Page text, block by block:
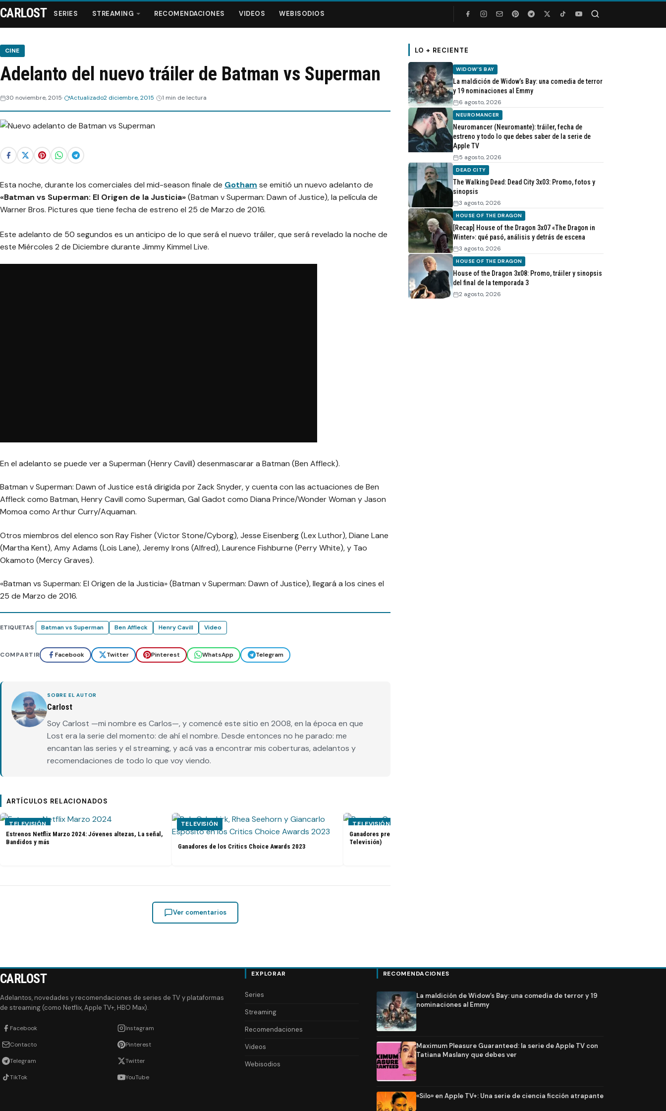
Series
Streaming
Recomendaciones
Videos
Webisodios
CARLOST SERIES STREAMING RECOMENDACIONES VIDEOS WEBISODIOS
CINE
Adelanto del nuevo tráiler de Batman vs Superman
30 noviembre, 2015 Actualizado2 diciembre, 2015 1 min de lectura
Esta noche, durante los comerciales del mid-season finale de Gotham se emitió un nuevo adelanto de
«Batman vs Superman: El Origen de la Justicia»(Batman v Superman: Dawn of Justice), la película de
Warner Bros. Pictures que tiene fecha de estreno el 25 de Marzo de 2016.
Este adelanto de 50 segundos es un anticipo de lo que será el nuevo tráiler, que será revelado la noche de
este Miércoles 2 de Diciembre durante Jimmy Kimmel Live.
En el adelanto se puede ver a Superman (Henry Cavill) desenmascarar a Batman (Ben Affleck).
Batman v Superman: Dawn of Justice está dirigida por Zack Snyder, y cuenta con las actuaciones de Ben
Affleck como Batman, Henry Cavill como Superman, Gal Gadot como Diana Prince/Wonder Woman y Jason
Momoa como Arthur Curry/Aquaman.
Otros miembros del elenco son Ray Fisher (Victor Stone/Cyborg), Jesse Eisenberg (Lex Luthor), Diane Lane
(Martha Kent), Amy Adams (Lois Lane), Jeremy Irons (Alfred), Laurence Fishburne (Perry White), y Tao
Okamoto (Mercy Graves).
«Batman vs Superman: El Origen de la Justicia» (Batman v Superman: Dawn of Justice), llegará a los cines el
25 de Marzo de 2016.
ETIQUETAS Batman vs Superman Ben Affleck Henry Cavill Video
COMPARTIR Facebook Twitter Pinterest WhatsApp Telegram
SOBRE EL AUTOR
Carlost
Soy Carlost —mi nombre es Carlos—, y comencé este sitio en 2008, en la época en que
Lost era la serie del momento: de ahí el nombre. Desde entonces no he parado: me
encantan las series y el streaming, y acá vas a encontrar mis coberturas, adelantos y
recomendaciones de todo lo que voy viendo.
ARTÍCULOS RELACIONADOS
TELEVISIÓN
Estrenos Netflix Marzo 2024: Jóvenes altezas, La señal,
Bandidos y más
TELEVISIÓN
Ganadores de los Critics Choice Awards 2023
TELEVISIÓN
Ganadores premios Golden Globes 2023 (Cine y
Televisión)
Ver comentarios
LO + RECIENTE
WIDOW'S BAY
La maldición de Widow’s Bay: una comedia de terror
y 19 nominaciones al Emmy
6 agosto, 2026
NEUROMANCER
Neuromancer (Neuromante): tráiler, fecha de
estreno y todo lo que debes saber de la serie de
Apple TV
5 agosto, 2026
DEAD CITY
The Walking Dead: Dead City 3x03: Promo, fotos y
sinopsis
3 agosto, 2026
HOUSE OF THE DRAGON
[Recap] House of the Dragon 3x07 «The Dragon in
Winter»: qué pasó, análisis y detrás de escena
3 agosto, 2026
HOUSE OF THE DRAGON
House of the Dragon 3x08: Promo, tráiler y sinopsis
del final de la temporada 3
2 agosto, 2026
CARLOST
Adelantos, novedades y recomendaciones de series de TV y plataformas
de streaming (como Netflix, Apple TV+, HBO Max).
Facebook Instagram
Contacto Pinterest
Telegram Twitter
TikTok YouTube
EXPLORAR
Series
Streaming
Recomendaciones
Videos
Webisodios
RECOMENDACIONES
La maldición de Widow’s Bay: una comedia de terror y 19
nominaciones al Emmy
Maximum Pleasure Guaranteed: la serie de Apple TV con
Tatiana Maslany que debes ver
«Silo» en Apple TV+: Una serie de ciencia ficción atrapante